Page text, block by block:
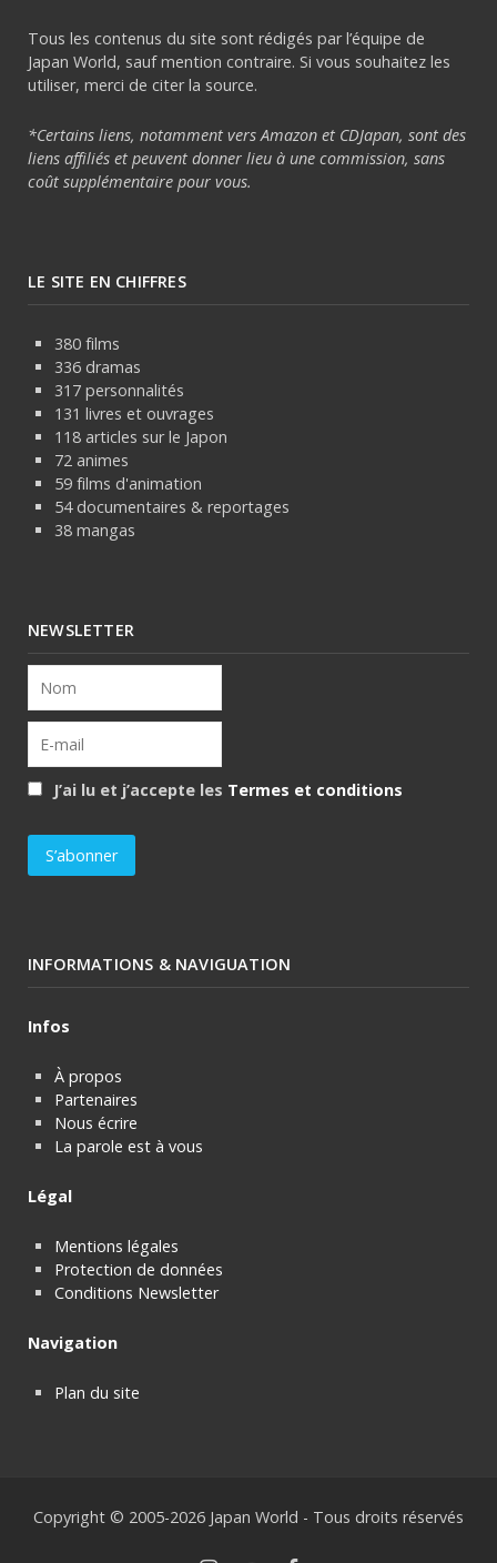
Tous les contenus du site sont rédigés par l’équipe de
Japan World, sauf mention contraire. Si vous souhaitez les
utiliser, merci de citer la source.
*Certains liens, notamment vers Amazon et CDJapan, sont des
liens affiliés et peuvent donner lieu à une commission, sans
coût supplémentaire pour vous.
LE SITE EN CHIFFRES
380 films
336 dramas
317 personnalités
131 livres et ouvrages
118 articles sur le Japon
72 animes
59 films d'animation
54 documentaires & reportages
38 mangas
NEWSLETTER
J’ai lu et j’accepte les Termes et conditions
INFORMATIONS & NAVIGUATION
Infos
À propos
Partenaires
Nous écrire
La parole est à vous
Légal
Mentions légales
Protection de données
Conditions Newsletter
Navigation
Plan du site
Copyright © 2005-2026 Japan World - Tous droits réservés